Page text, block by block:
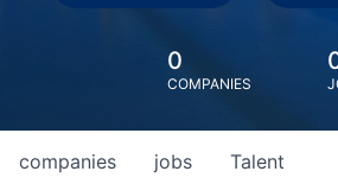
0
COMPANIES
jobs
companies Talent